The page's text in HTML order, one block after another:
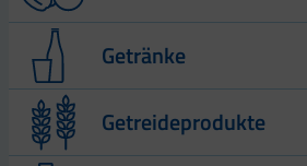
Lebensmittel
Silizium-Gehalt –
kg
Kartoffel
Getränke
Lebensmittel
Silizium-Gehalt –
Liter
Getreideprodukte